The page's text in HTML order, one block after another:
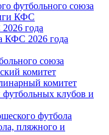
футбольного союза
КФС
года
КФС 2026 года
союза
комитет
комитет
клубов и
футбола
пляжного и